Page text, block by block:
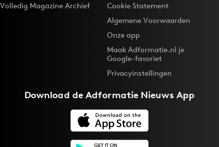
Volledig Magazine Archief
Cookie Statement
Algemene Voorwaarden
Onze app
Maak Adformatie.nl je
Google-favoriet
Privacyinstellingen
Download deAdformatie Nieuws App